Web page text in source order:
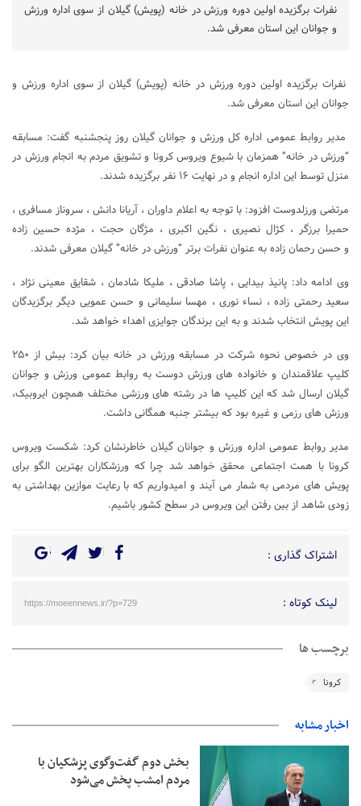
نفرات برگزیده اولین دوره ورزش در خانه (پویش) گیلان از سوی اداره ورزش
و جوانان این استان معرفی شد.
نفرات برگزیده اولین دوره ورزش در خانه (پویش) گیلان از سوی اداره ورزش و
جوانان این استان معرفی شد.
مدیر روابط عمومی اداره کل ورزش و جوانان گیلان روز پنجشنبه گفت: مسابقه
“ورزش در خانه” همزمان با شیوع ویروس کرونا و تشویق مردم به انجام ورزش در
منزل توسط این اداره انجام و در نهایت ۱۶ نفر برگزیده شدند.
مرتضی ورزلدوست افزود: با توجه به اعلام داوران ، آریانا دانش ، سروناز مسافری ،
حمیرا برزگر ، کژال نصیری ، نگین اکبری ، مژگان حجت ، مژده حسین زاده
و حسن رحمان زاده به عنوان نفرات برتر “ورزش در خانه” گیلان معرفی شدند.
وی ادامه داد: پانیذ بیدایی ، پاشا صادقی ، ملیکا شادمان ، شقایق معینی نژاد ،
سعید رحمتی زاده ، نساء نوری ، مهسا سلیمانی و حسن عمویی دیگر برگزیدگان
این پویش انتخاب شدند و به این برندگان جوایزی اهداء خواهد شد.
وی در خصوص نحوه شرکت در مسابقه ورزش در خانه بیان کرد: بیش از ۲۵۰
کلیپ علاقمندان و خانواده های ورزش دوست به روابط عمومی ورزش و جوانان
گیلان ارسال شد که این کلیپ ها در رشته های ورزشی مختلف همچون ایروبیک،
ورزش های رزمی و غیره بود که بیشتر جنبه همگانی داشت.
مدیر روابط عمومی اداره ورزش و جوانان گیلان خاطرنشان کرد: شکست ویروس
کرونا با همت اجتماعی محقق خواهد شد چرا که ورزشکاران بهترین الگو برای
پویش های مردمی به شمار می آیند و امیدواریم که با رعایت موازین بهداشتی به
زودی شاهد از بین رفتن این ویروس در سطح کشور باشیم.
اشتراک گذاری :
لینک کوتاه : https://moeennews.ir/?p=729
برچسب ها
کرونا
اخبار مشابه
بخش دوم گفت‌وگوی پزشکیان با
مردم امشب پخش می‌شود